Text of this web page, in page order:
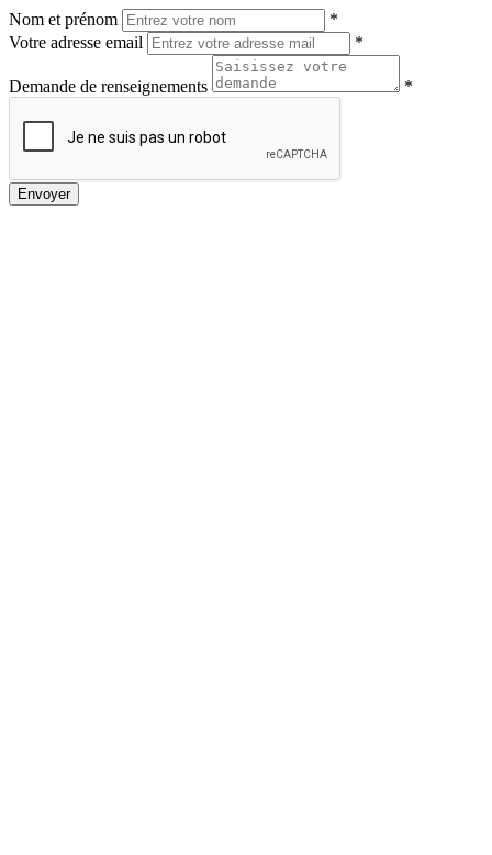
Nom et prénom
*
Votre adresse email
*
Demande de renseignements *
Envoyer